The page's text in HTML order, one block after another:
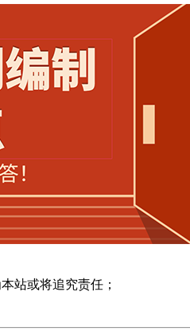
站或将追究责任；